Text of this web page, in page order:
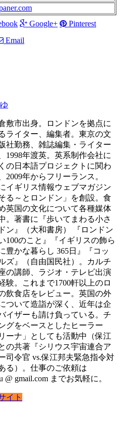
Google+
Pinterest
Email
敷市出身。ロンドンを拠点に
ライター、編集者。東京の文
社勤務、雑誌編集・ライター
1998年渡英。英系制作会社に
の日本語プロジェクトに関わ
2009年からフリーランス。
イギリス情報ウェブマガジン
る～とロンドン」を創設。食
英国の文化について各種媒体
。著書に『歩いてまわる小さ
ン』（大和書房） 『ロンドン
100のこと』『イギリスの飾ら
豊かな暮らし 365日』『コッ
ズ』（自由国民社）。カルチ
の講師、ラジオ・テレビ出演
験。これまで1700軒以上のロ
飲食店をレビュー。英国の外
ついて造詣が深く、近年は企
イザーも請け負っている。チ
グをベースとしたヒーラー
ーナ」としても活動中（保江
の共著『シリウス宇宙連合ア
司令官 vs.保江邦夫緊急指令対
る）。仕事のご依頼は
@ gmail.com までお気軽に。
イト